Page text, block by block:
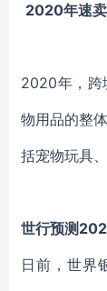
2020年速
2020年，跨
物用品的整
括宠物玩具
世行预测
日前，世界